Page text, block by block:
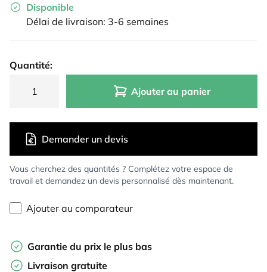
Disponible
Délai de livraison: 3-6 semaines
Quantité:
Ajouter au panier
Vous cherchez des quantités ? Complétez votre espace de
travail et demandez un devis personnalisé dès maintenant.
Demander un devis
Ajouter au comparateur
Garantie du prix le plus bas
Livraison gratuite